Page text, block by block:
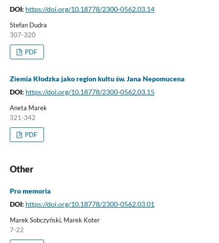
DOI: https://doi.org/10.18778/2300-0562.03.14
Stefan Dudra
307-320
PDF
Ziemia Kłodzka jako region kultu św. Jana Nepomucena
DOI: https://doi.org/10.18778/2300-0562.03.15
Aneta Marek
321-342
PDF
Other
Pro memoria
DOI: https://doi.org/10.18778/2300-0562.03.01
Marek Sobczyński, Marek Koter
7-22